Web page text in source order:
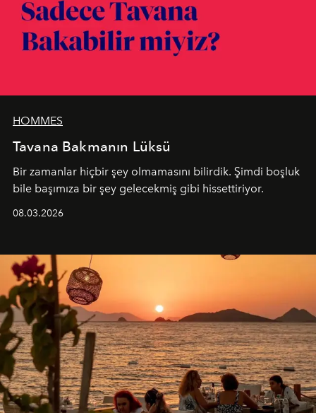
HOMMES
Tavana Bakmanın Lüksü
Bir zamanlar hiçbir şey olmamasını bilirdik. Şimdi boşluk
bile başımıza bir şey gelecekmiş gibi hissettiriyor.
08.03.2026